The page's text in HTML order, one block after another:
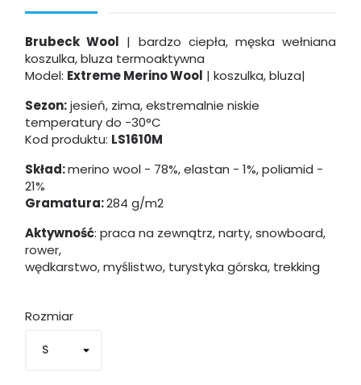
Brubeck Wool | bardzo ciepła, męska wełniana
koszulka, bluza termoaktywna
Model: Extreme Merino Wool | koszulka, bluza|
Sezon:jesień, zima, ekstremalnie niskie
temperaturydo -30°C
Kod produktu: LS1610M
Skład:merino wool - 78%, elastan - 1%, poliamid -
21%
Gramatura:284 g/m2
Aktywność: praca na zewnątrz, narty, snowboard,
rower,
wędkarstwo, myślistwo, turystyka górska, trekking
Rozmiar